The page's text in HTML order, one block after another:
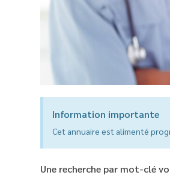
Information importante
Cet annuaire est alimenté
Une recherche par mot-clé